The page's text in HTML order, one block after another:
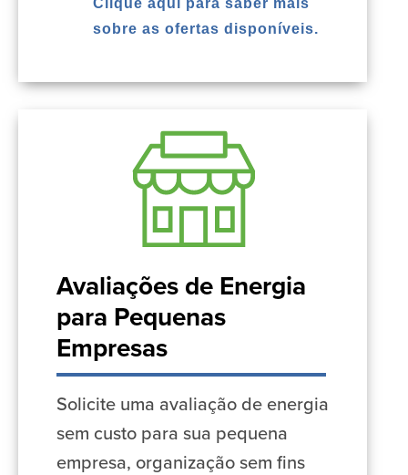
Clique aqui para saber mais
sobre as ofertas disponíveis.
Avaliações de Energia
para Pequenas
Empresas
Solicite uma avaliação de energia
sem custo para sua pequena
empresa, organização sem fins